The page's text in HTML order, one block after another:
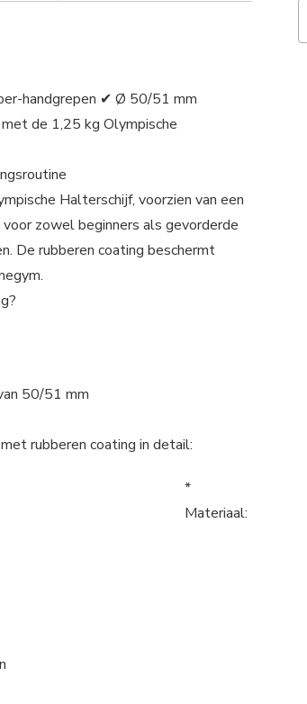
handgrepen ✔ Ø 50/51 mm
de 1,25 kg Olympische
Halterschijf, voorzien van een
zowel beginners als gevorderde
De rubberen coating beschermt
50/51 mm
rubberen coating in detail:
*
Materiaal: